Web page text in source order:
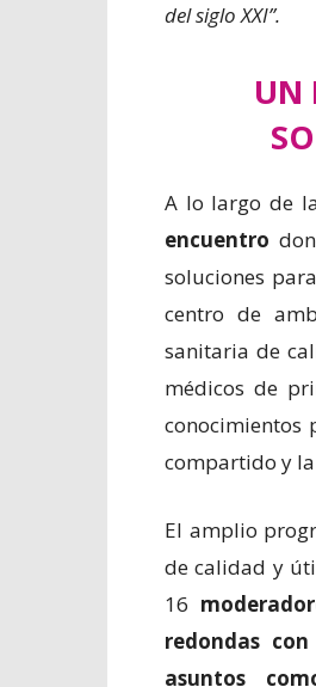
del siglo XXI”.
UN
A lo largo de
encuentro
soluciones para
centro de
sanitaria de
médicos de
conocimientos
compartido y
El amplio
de calidad y
16
redondas
asuntos